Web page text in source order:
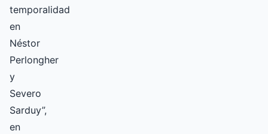
temporalidad
en
Néstor
Perlongher
y
Severo
Sarduy”,
en